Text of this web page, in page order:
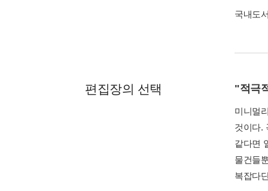
국내도
편집장의 선택 "적극
미니멀
것이다.
같다면
물건들
복잡다